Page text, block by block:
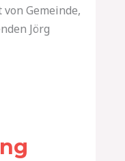
Gemeinde,
Jörg